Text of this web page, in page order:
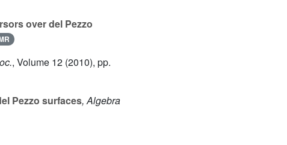
over del Pezzo
, Volume 12 (2010), pp.
Pezzo surfaces, Algebra